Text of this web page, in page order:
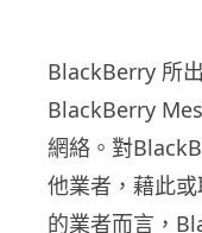
BlackBerry 所
BlackBerry
網絡。對
他業者，藉此
的業者而言，